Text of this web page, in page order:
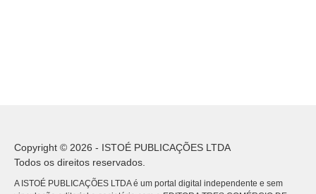
Copyright © 2026 - ISTOÉ PUBLICAÇÕES LTDA
Todos os direitos reservados.
A ISTOÉ PUBLICAÇÕES LTDA é um portal digital independente e sem